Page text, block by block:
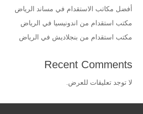
أفضل مكاتب الاستقدام في مساند الرياض
مكتب استقدام من اندونيسيا في الرياض
مكتب استقدام من بنجلاديش في الرياض
Recent Comments
لا توجد تعليقات للعرض.